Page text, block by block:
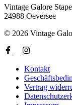
Vintage Galore
24988 Oeversee
© 2026 Vintage
Kontakt
Vertrag